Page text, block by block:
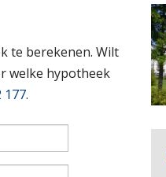
te berekenen. Wilt
welke hypotheek
177.